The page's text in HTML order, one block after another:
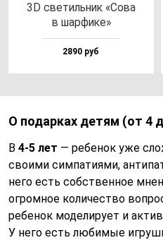
3D све­тиль­ник «Сова
в шар­фи­ке»
2890 руб
О подарках детям (от 4
В 4-5 лет — ребенок уже
своими симпатиями,
него есть собственное
огромное количество
ребенок моделирует и
У него есть любимые